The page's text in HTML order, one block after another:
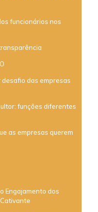
funcionários nos
das empresas
funções diferentes
as empresas querem
Engajamento dos